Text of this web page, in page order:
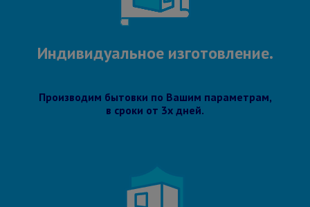
Индивидуальное изготовление.
Производим бытовки по Вашим параметрам,
в сроки от 3х дней.